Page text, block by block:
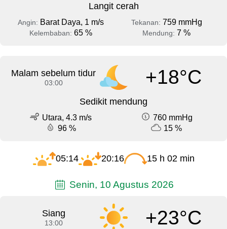
Langit cerah
Angin: Barat Daya, 1 m/s Tekanan: 759 mmHg
Kelembaban: 65 % Mendung: 7 %
Malam sebelum tidur
03:00 +18°C
Sedikit mendung
Utara, 4.3 m/s
760 mmHg
96 %
15 %
05:14 20:16 15 h 02 min
Senin, 10 Agustus 2026
Siang
13:00 +23°C